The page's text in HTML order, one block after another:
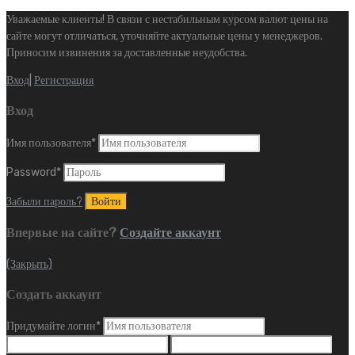
Уважаемые клиенты! В связи с нестабильным курсом валют цены на
сайте могут отличаться, уточняйте актуальные цены у менеджеров.
Приносим извинения за доставленные неудобства.
Вход Регистрация
Вход
Имя пользователя*
Password*
Забыли пароль?
Впервые на сайте? Создайте аккаунт
(Закрыть)
Создать аккаунт
Придумайте логин*